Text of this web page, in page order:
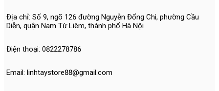
Địa chỉ: Số 9, ngõ 126 đường Nguyễn Đổng Chi, phường Cầu
Diễn, quận Nam Từ Liêm, thành phố Hà Nội
Điện thoại: 0822278786
Email: linhtaystore88@gmail.com